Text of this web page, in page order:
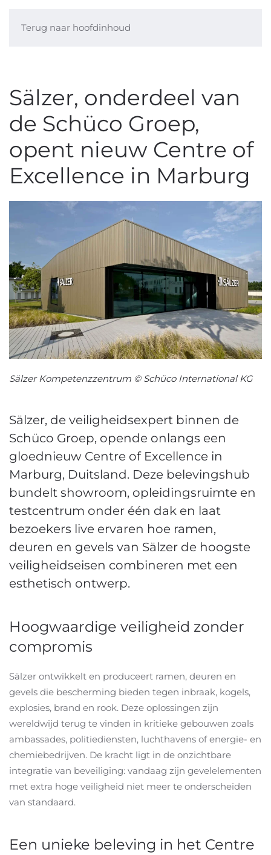
Terug naar hoofdinhoud
Sälzer, onderdeel van
de Schüco Groep,
opent nieuw Centre of
Excellence in Marburg
Sälzer Kompetenzzentrum © Schüco International KG
Sälzer, de veiligheidsexpert binnen de
Schüco Groep, opende onlangs een
gloednieuw Centre of Excellence in
Marburg, Duitsland. Deze belevingshub
bundelt showroom, opleidingsruimte en
testcentrum onder één dak en laat
bezoekers live ervaren hoe ramen,
deuren en gevels van Sälzer de hoogste
veiligheidseisen combineren met een
esthetisch ontwerp.
Hoogwaardige veiligheid zonder
compromis
Sälzer ontwikkelt en produceert ramen, deuren en
gevels die bescherming bieden tegen inbraak, kogels,
explosies, brand en rook. Deze oplossingen zijn
wereldwijd terug te vinden in kritieke gebouwen zoals
ambassades, politiediensten, luchthavens of energie- en
chemiebedrijven. De kracht ligt in de onzichtbare
integratie van beveiliging: vandaag zijn gevelelementen
met extra hoge veiligheid niet meer te onderscheiden
van standaard. ​
Een unieke beleving in het Centre